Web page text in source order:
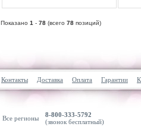
Показано 1 - 78 (всего 78 позиций)
Контакты Доставка Оплата Гарантии
Все регионы
8-800-333-5792
(звонок бесплатный)